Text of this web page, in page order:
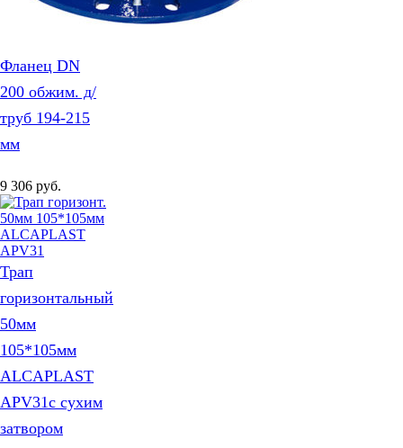
Фланец DN
200 обжим. д/
труб 194-215
мм
9 306 руб.
Трап
горизонтальный
50мм
105*105мм
ALCAPLAST
APV31с сухим
затвором